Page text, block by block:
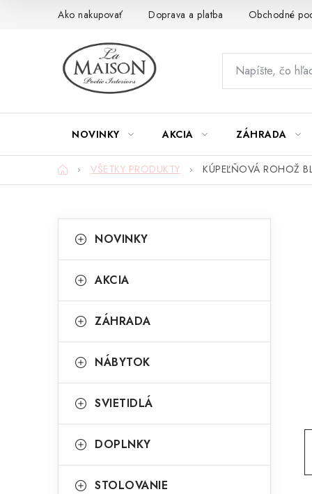
Ako nakupovať Doprava a platba Obchodné
NOVINKY AKCIA ZÁHRADA
DomovVŠETKY PRODUKTY KÚPEĽŇOVÁ ROHOŽ
o
n
ý
a
n
l
kategórie
a
e
ó
i
NOVINKY
AKCIA
ZÁHRADA
NÁBYTOK
SVIETIDLÁ
DOPLNKY
STOLOVANIE